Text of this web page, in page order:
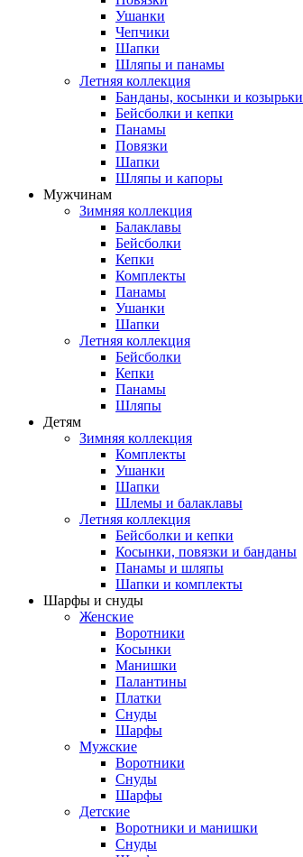
Ушанки
Чепчики
Шапки
Шляпы и панамы
Летняя коллекция
Банданы, косынки и козырьки
Бейсболки и кепки
Панамы
Повязки
Шапки
Шляпы и капоры
Мужчинам
Зимняя коллекция
Балаклавы
Бейсболки
Кепки
Комплекты
Панамы
Ушанки
Шапки
Летняя коллекция
Бейсболки
Кепки
Панамы
Шляпы
Детям
Зимняя коллекция
Комплекты
Ушанки
Шапки
Шлемы и балаклавы
Летняя коллекция
Бейсболки и кепки
Косынки, повязки и банданы
Панамы и шляпы
Шапки и комплекты
Шарфы и снуды
Женские
Воротники
Косынки
Манишки
Палантины
Платки
Снуды
Шарфы
Мужские
Воротники
Снуды
Шарфы
Детские
Воротники и манишки
Снуды